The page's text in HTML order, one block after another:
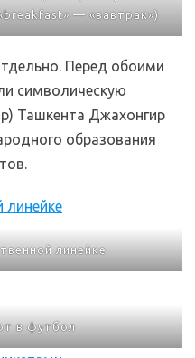
— «завтрак»)
Перед обоими
символическую
Ташкента Джахонгир
образования
линейке
в футбол